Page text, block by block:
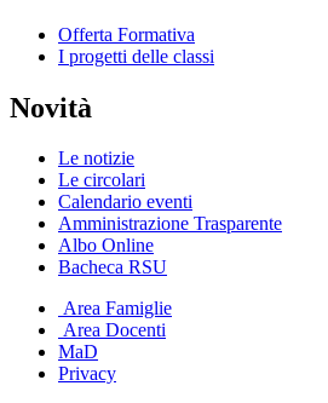
Offerta Formativa
I progetti delle classi
Novità
Le notizie
Le circolari
Calendario eventi
Amministrazione Trasparente
Albo Online
Bacheca RSU
Area Famiglie
Area Docenti
MaD
Privacy